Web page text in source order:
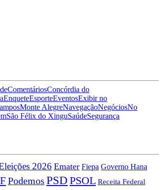
ComentáriosConcórdia do
EnqueteEsporteEventosExibir no
Monte AlegreNavegaçãoNegóciosNo
São Félix do XinguSaúdeSegurança
2026 Emater Fiepa Governo Hana
Podemos PSD PSOL Receita Federal